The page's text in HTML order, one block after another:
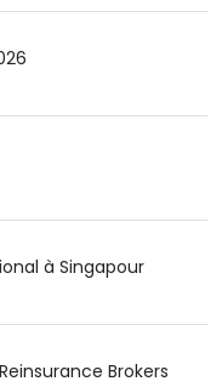
à Singapour
Brokers